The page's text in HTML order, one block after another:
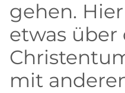
gehen.
etwas über
mit